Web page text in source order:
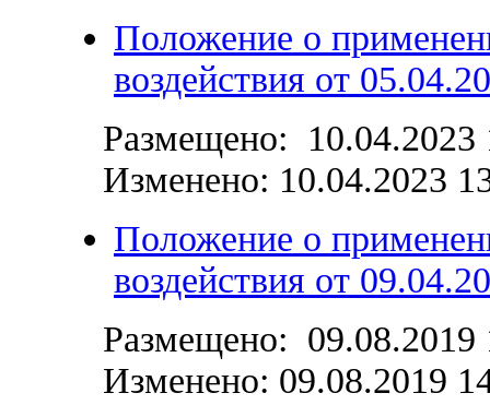
Положение о
воздействия от
Размещено: 10.04.2023
Изменено: 10.04.2023
Положение о
воздействия от
Размещено: 09.08.2019
Изменено: 09.08.2019